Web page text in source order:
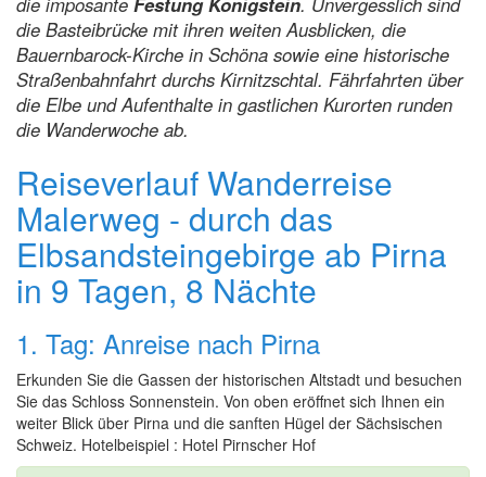
die Basteibrücke mit ihren weiten Ausblicken, die
Bauernbarock-Kirche in Schöna sowie eine historische
Straßenbahnfahrt durchs Kirnitzschtal. Fährfahrten über
die Elbe und Aufenthalte in gastlichen Kurorten runden
die Wanderwoche ab.
Reiseverlauf Wanderreise
Malerweg - durch das
Elbsandsteingebirge ab Pirna
in 9 Tagen, 8 Nächte
1. Tag: Anreise nach Pirna
Erkunden Sie die Gassen der historischen Altstadt und besuchen
Sie das Schloss Sonnenstein. Von oben eröffnet sich Ihnen ein
weiter Blick über Pirna und die sanften Hügel der Sächsischen
Schweiz. Hotelbeispiel : Hotel Pirnscher Hof